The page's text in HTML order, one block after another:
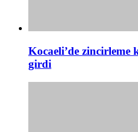
Kocaeli’de
girdi